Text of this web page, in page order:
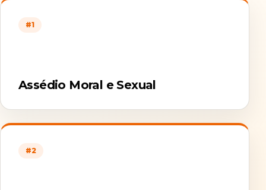
#1
Assédio Moral e Sexual
#2